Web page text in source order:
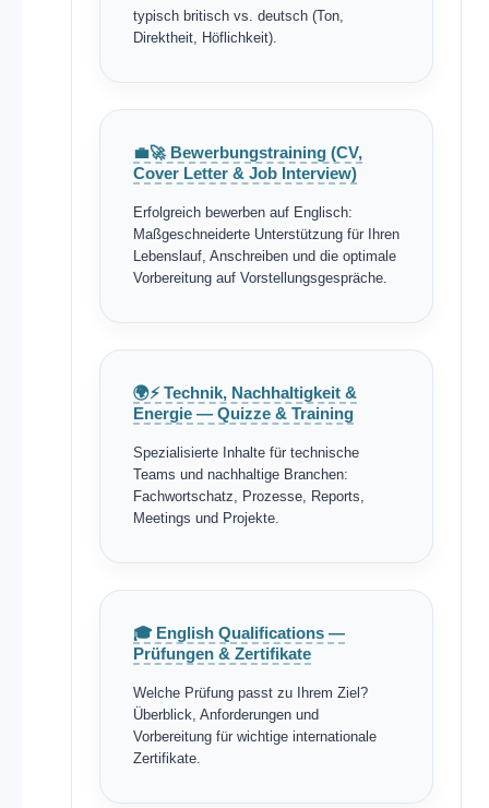
typisch britisch vs. deutsch (Ton,
Direktheit, Höflichkeit).
💼🚀 Bewerbungstraining (CV,
Cover Letter & Job Interview)
Erfolgreich bewerben auf Englisch:
Maßgeschneiderte Unterstützung für Ihren
Lebenslauf, Anschreiben und die optimale
Vorbereitung auf Vorstellungsgespräche.
🌍⚡ Technik, Nachhaltigkeit &
Energie — Quizze & Training
Spezialisierte Inhalte für technische
Teams und nachhaltige Branchen:
Fachwortschatz, Prozesse, Reports,
Meetings und Projekte.
🎓 English Qualifications —
Prüfungen & Zertifikate
Welche Prüfung passt zu Ihrem Ziel?
Überblick, Anforderungen und
Vorbereitung für wichtige internationale
Zertifikate.